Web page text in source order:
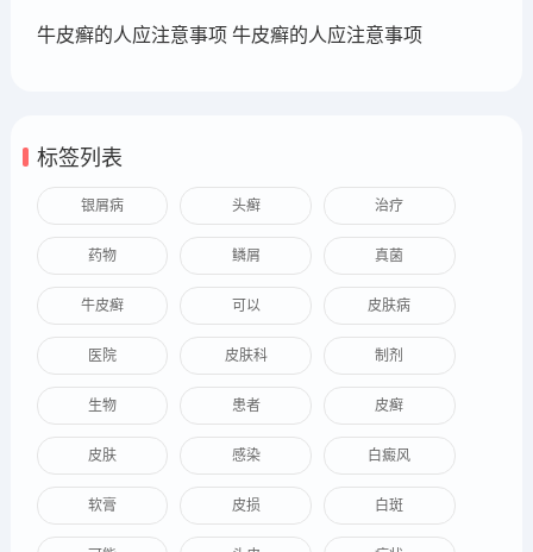
牛皮癣的人应注意事项 牛皮癣的人应注意事项
标签列表
银屑病 头癣 治疗
药物 鳞屑 真菌
牛皮癣 可以 皮肤病
医院 皮肤科 制剂
生物 患者 皮癣
皮肤 感染 白癜风
软膏 皮损 白斑